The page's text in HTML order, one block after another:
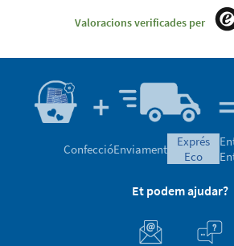
Valoracions verificades per
ConfeccióEnviament
exprés
eco
Et podem ajudar?